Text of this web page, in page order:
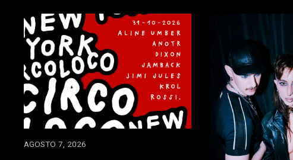
AGOSTO 7, 2026